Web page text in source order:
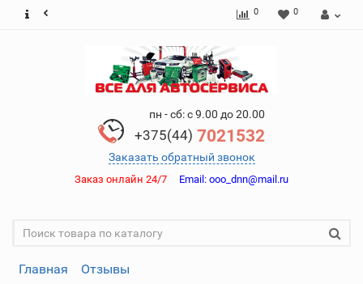
0 0
пн - сб: с 9.00 до 20.00
+375(44) 7021532
Заказать обратный звонок
Заказ онлайн 24/7 Email: ooo_dnn@mail.ru
Главная Отзывы